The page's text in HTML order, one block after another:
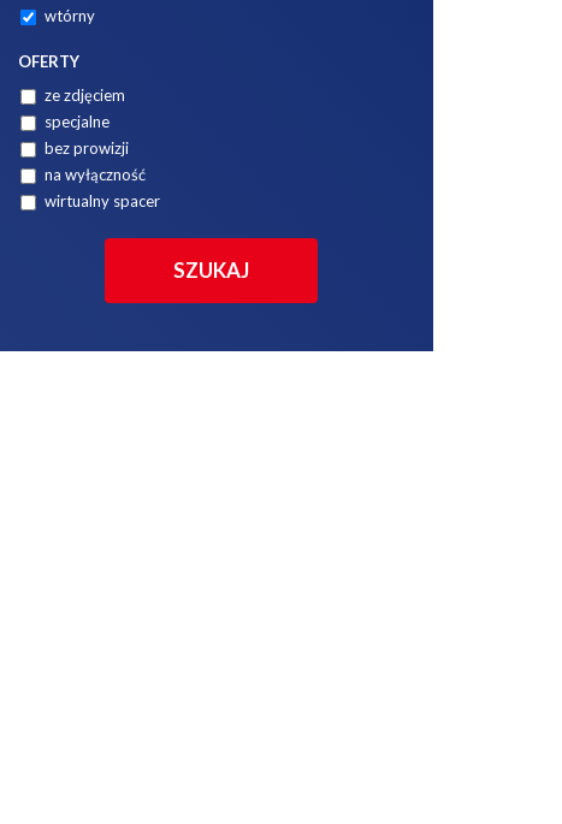
wtórny
OFERTY
ze zdjęciem
specjalne
bez prowizji
na wyłączność
wirtualny spacer